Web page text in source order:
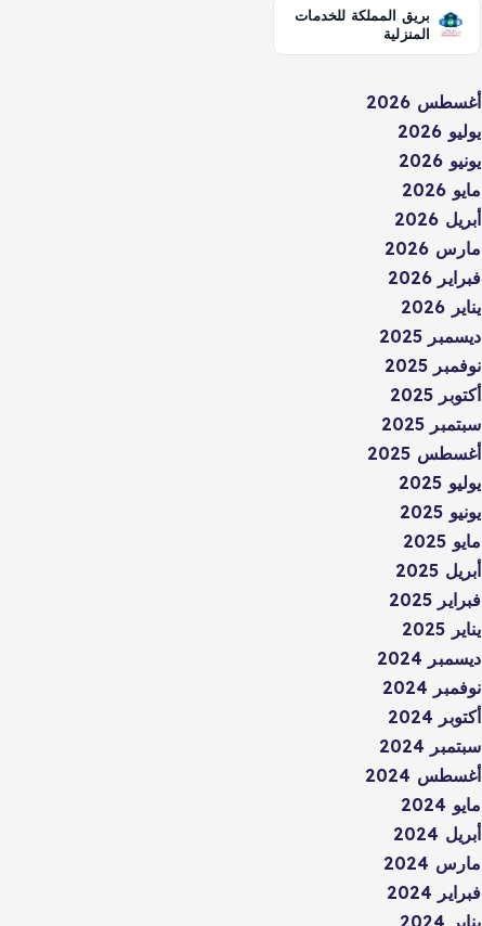
بريق المملكة للخدمات
المنزلية
أغسطس 2026
يوليو 2026
يونيو 2026
مايو 2026
أبريل 2026
مارس 2026
فبراير 2026
يناير 2026
ديسمبر 2025
نوفمبر 2025
أكتوبر 2025
سبتمبر 2025
أغسطس 2025
يوليو 2025
يونيو 2025
مايو 2025
أبريل 2025
فبراير 2025
يناير 2025
ديسمبر 2024
نوفمبر 2024
أكتوبر 2024
سبتمبر 2024
أغسطس 2024
مايو 2024
أبريل 2024
مارس 2024
فبراير 2024
يناير 2024